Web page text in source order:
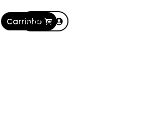
Carrinho
Conta